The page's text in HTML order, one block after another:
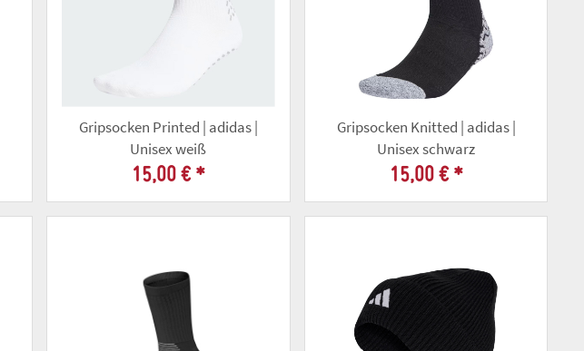
Gripsocken Printed | adidas |
Unisex weiß
15,00 € *
Gripsocken Knitted | adidas |
Unisex schwarz
15,00 € *